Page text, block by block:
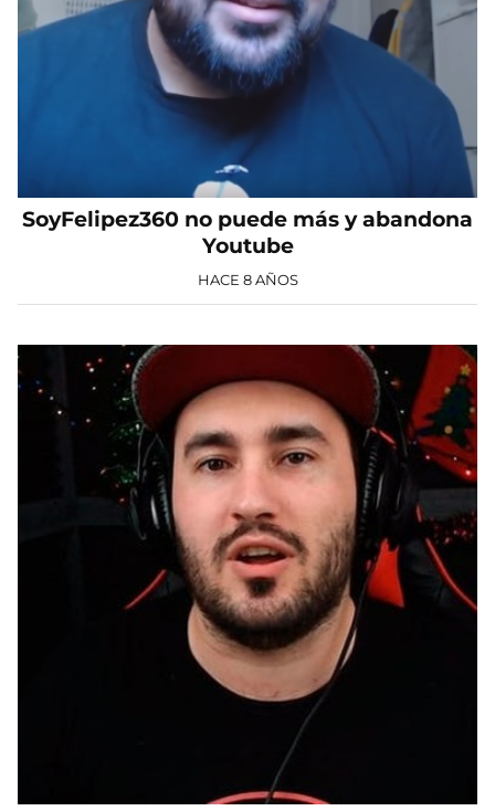
SoyFelipez360 no puede más y abandona
Youtube
HACE 8 AÑOS